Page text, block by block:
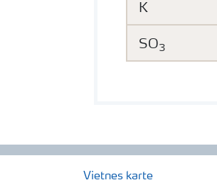
K
SO3
Vietnes karte